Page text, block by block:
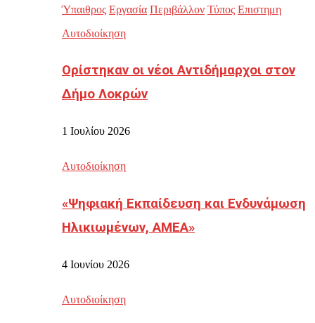
Ύπαιθρος Εργασία Περιβάλλον Τύπος Επιστημη
Αυτοδιοίκηση
Ορίστηκαν οι νέοι Αντιδήμαρχοι στον
Δήμο Λοκρών
1 Ιουλίου 2026
Αυτοδιοίκηση
«Ψηφιακή Εκπαίδευση και Ενδυνάμωση
Ηλικιωμένων, ΑΜΕΑ»
4 Ιουνίου 2026
Αυτοδιοίκηση